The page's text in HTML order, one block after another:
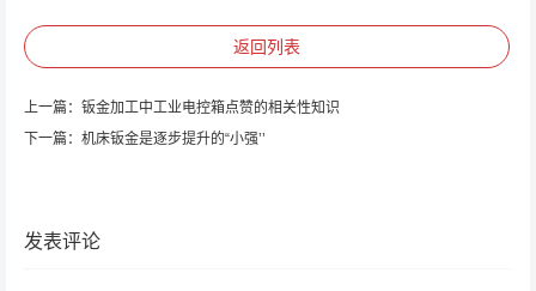
返回列表
上一篇： 钣金加工中工业电控箱点赞的相关性知识
下一篇： 机床钣金是逐步提升的“小强’’
发表评论